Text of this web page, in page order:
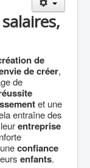
de
de créer,
de
et une
entraîne des
entreprise
confiance
enfants.